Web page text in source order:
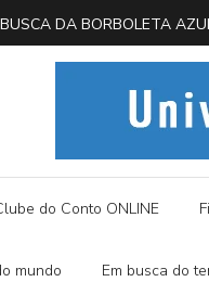
DA BORBOLETA
do Conto ONLINE
mundo Em busca do